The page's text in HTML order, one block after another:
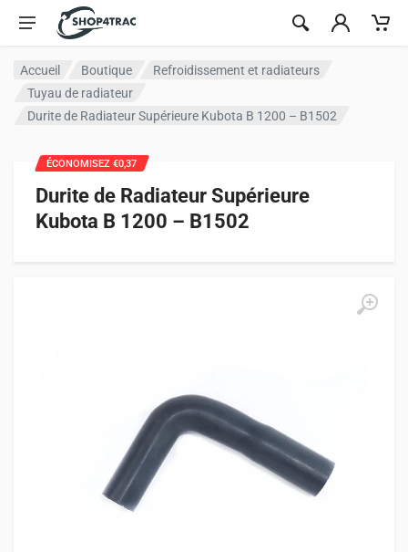
Aller au contenu
Accueil Boutique
Refroidissement et radiateurs
Tuyau de radiateur
Durite de Radiateur Supérieure Kubota B 1200 – B1502
Durite de Radiateur Supérieure
Kubota B 1200 – B1502
ÉCONOMISEZ €0,37